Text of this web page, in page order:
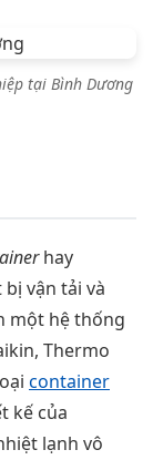
tại Bình Dương
hay
vận tải và
một hệ thống
Thermo
container
kế của
lạnh vô